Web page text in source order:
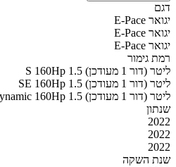
דגם
יגואר E-Pace
יגואר E-Pace
יגואר E-Pace
רמת גימור
S 160Hp 1.5 ליטר (דור 1 מעודכן)
SE 160Hp 1.5 ליטר (דור 1 מעודכן)
SE R-Dynamic 160Hp 1.5 ליטר (דור 1 מעודכן)
שנתון
2022
2022
2022
שנת השקה